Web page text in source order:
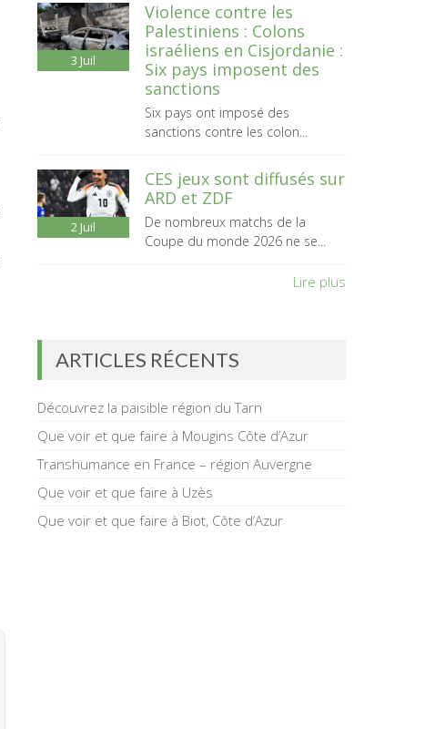
3 Juil
Violence contre les
Palestiniens : Colons
israéliens en Cisjordanie :
Six pays imposent des
sanctions
Six pays ont imposé des
sanctions contre les colon...
2 Juil
CES jeux sont diffusés sur
ARD et ZDF
De nombreux matchs de la
Coupe du monde 2026 ne se...
Lire plus
ARTICLES RÉCENTS
Découvrez la paisible région du Tarn
Que voir et que faire à Mougins Côte d’Azur
Transhumance en France – région Auvergne
Que voir et que faire à Uzès
Que voir et que faire à Biot, Côte d’Azur